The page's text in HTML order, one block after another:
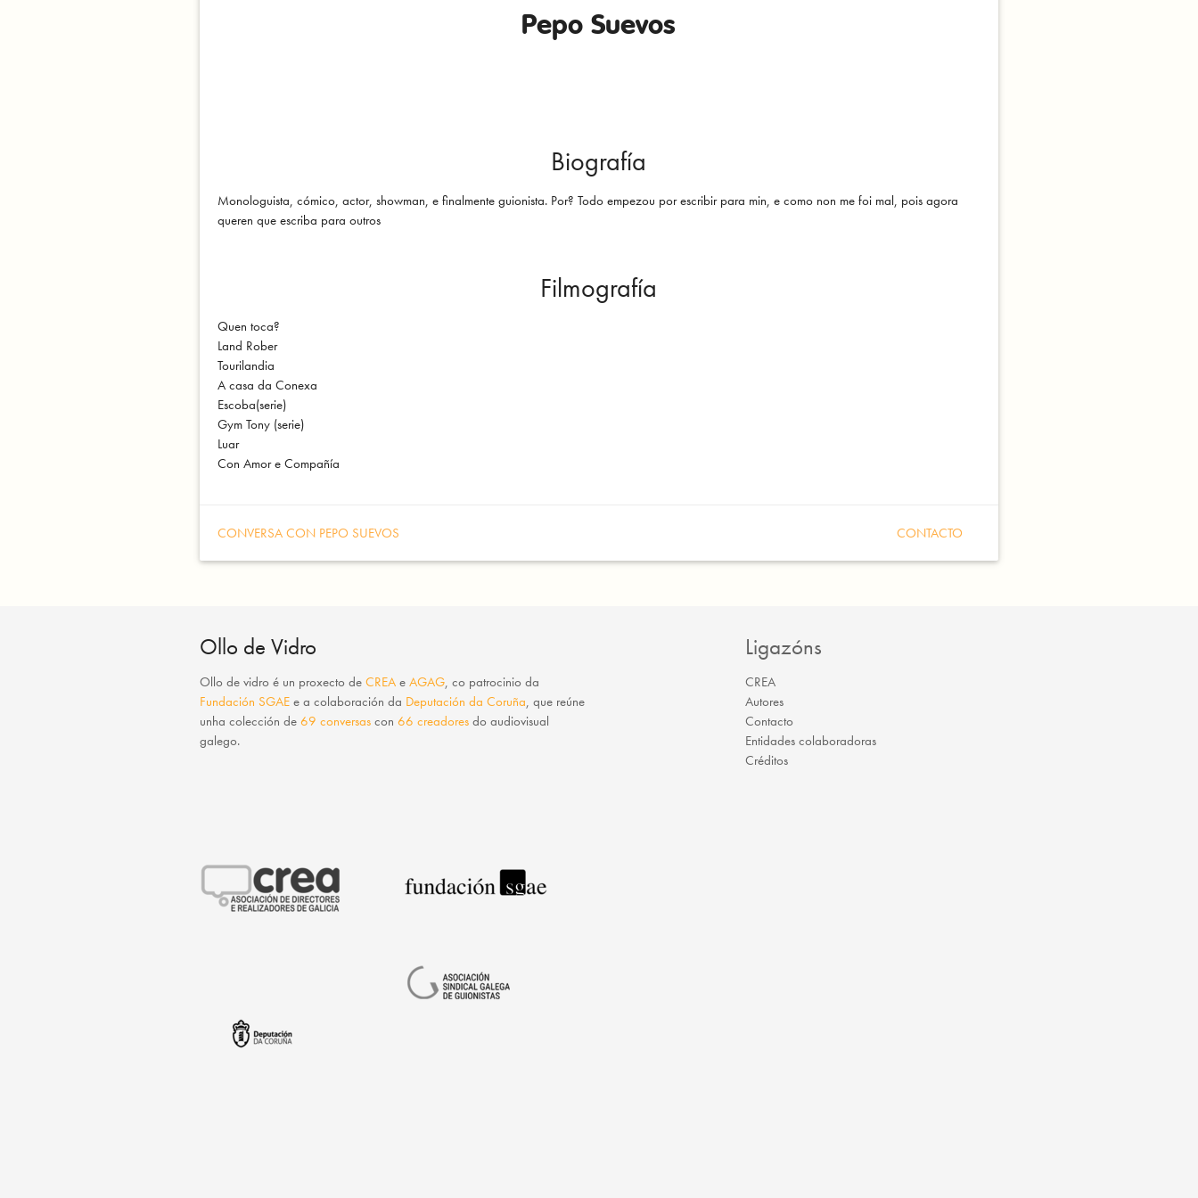
Pepo Suevos
Biografía
Monologuista, cómico, actor, showman, e finalmente guionista. Por? Todo empezou por escribir para min, e como non me foi mal, pois agora
queren que escriba para outros
Filmografía
Quen toca?
Land Rober
Tourilandia
A casa da Conexa
Escoba(serie)
Gym Tony (serie)
Luar
Con Amor e Compañía
CONVERSA CON PEPO SUEVOS CONTACTO
Ollo de Vidro
Ollo de vidro é un proxecto deCREA eAGAG, co patrocinio da
Fundación SGAE e a colaboración da Deputación da Coruña, que reúne
unha colección de69 conversas con66 creadores do audiovisual
galego.
Ligazóns
CREA
Autores
Contacto
Entidades colaboradoras
Créditos